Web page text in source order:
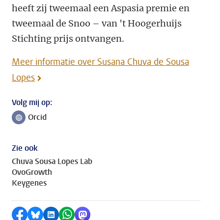
heeft zij tweemaal een Aspasia premie en
tweemaal de Snoo – van 't Hoogerhuijs
Stichting prijs ontvangen.
Meer informatie over Susana Chuva de Sousa
Lopes
Volg mij op:
Volg ons op
Orcid
Zie ook
Chuva Sousa Lopes Lab
OvoGrowth
Keygenes
Delen op Facebook
Delen via Bluesky
Delen op LinkedIn
Delen via WhatsApp
Delen via Mastodon